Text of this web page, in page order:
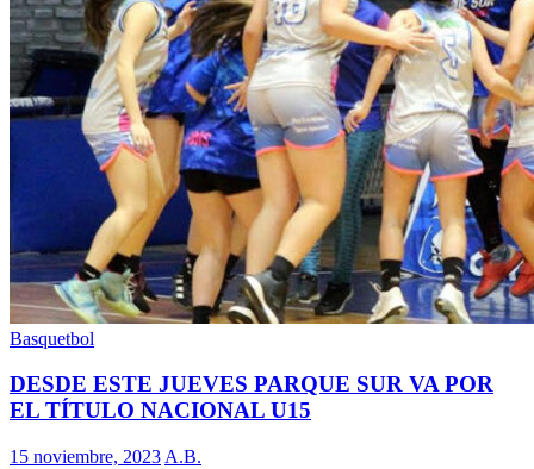
Basquetbol
DESDE ESTE JUEVES PARQUE SUR VA POR
EL TÍTULO NACIONAL U15
15 noviembre, 2023 A.B.